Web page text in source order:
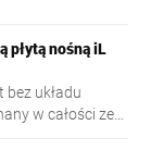
płytą nośną iL
układu
w całości ze